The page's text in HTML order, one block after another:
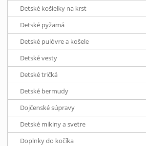
Detské košielky na krst
Detské pyžamá
Detské pulóvre a košele
Detské vesty
Detské tričká
Detské bermudy
Dojčenské súpravy
Detské mikiny a svetre
Doplnky do kočíka